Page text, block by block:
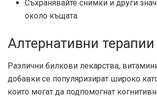
Съхранявайте снимки и други
около къщата.
Алтернативни терапии
Различни билкови лекарства,
добавки се популяризират широко
които могат да подпомогнат